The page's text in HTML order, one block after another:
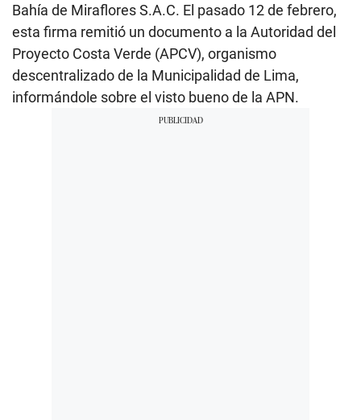
Bahía de Miraflores S.A.C. El pasado 12 de febrero,
esta firma remitió un documento a la Autoridad del
Proyecto Costa Verde (APCV), organismo
descentralizado de la Municipalidad de Lima,
informándole sobre el visto bueno de la APN.